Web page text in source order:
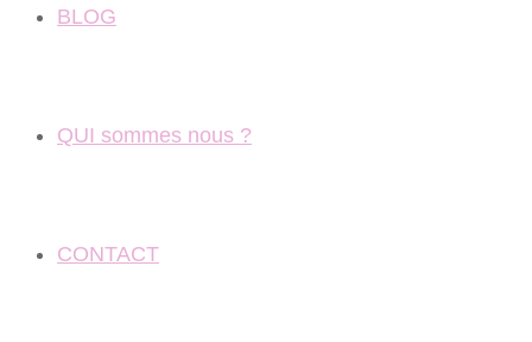
BLOG
QUI sommes nous ?
CONTACT